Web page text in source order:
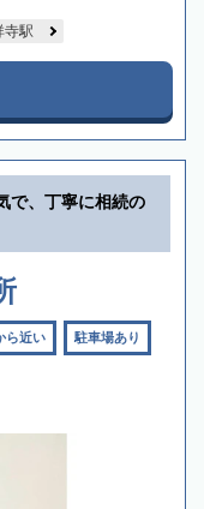
寺駅
で、丁寧に相続の
ら近い 駐車場あり